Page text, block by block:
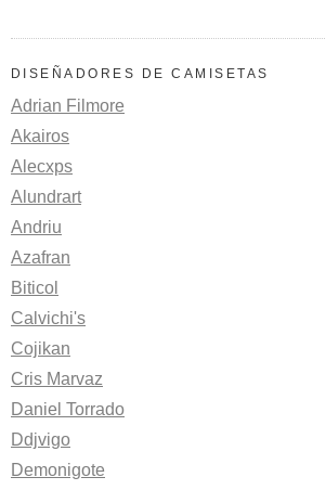
DISEÑADORES DE CAMISETAS
Adrian Filmore
Akairos
Alecxps
Alundrart
Andriu
Azafran
Biticol
Calvichi's
Cojikan
Cris Marvaz
Daniel Torrado
Ddjvigo
Demonigote